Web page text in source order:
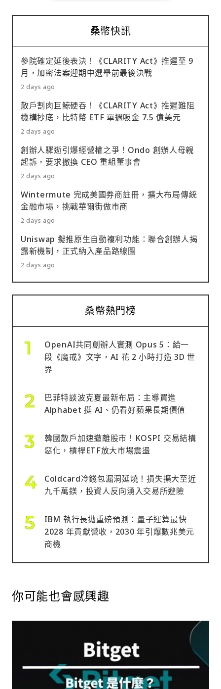
桑幣快訊
參院確定延後表決！《CLARITY Act》推遲至 9
月，加密法案迎期中選舉前最後決戰
2 days ago
散戶割肉巨鯨硬吞！《CLARITY Act》推遲難阻
機構抄底，比特幣 ETF 單週吸金 7.5 億美元
2 days ago
創辦人驟逝引爆經營權之爭！Ondo 創辦人母親
起訴，要求撤換 CEO 重組董事會
2 days ago
Wintermute 完成美國券商註冊，擴大布局傳統
金融市場，挑戰華爾街做市商
2 days ago
Uniswap 擬推原生自動複利功能：聯合創辦人揭
露新機制，正式納入產品路線圖
2 days ago
桑幣熱門榜
OpenAI共同創辦人實測 Opus 5：給一
段《魔戒》文字，AI 花 2 小時打造 3D 世
界
巴菲特談波克夏最新布局：主導買進
Alphabet 挺 AI、仍看好蘋果長期價值
韓國散戶加速撤離股市！KOSPI 交易結構
惡化，槓桿ETF放大市場震盪
Coldcard冷錢包漏洞延燒！損失擴大至近
九千萬鎂，投資人反向湧入交易所避險
IBM 執行長拋重磅預測：量子運算最快
2028 年貢獻營收，2030 年引爆數兆美元
商機
你可能也會感興趣